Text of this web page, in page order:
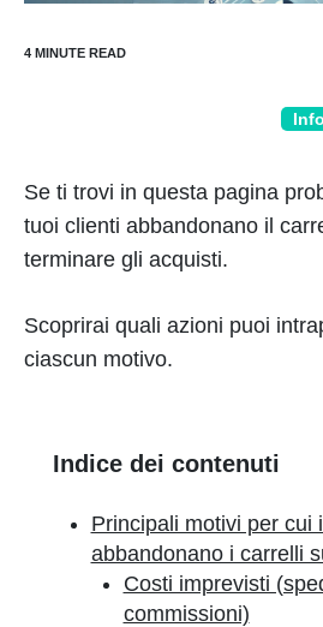
Se ti trovi in questa pagina
tuoi clienti abbandonano il
terminare gli acquisti.
Scoprirai quali azioni puoi
ciascun motivo.
Indice dei contenuti
Principali motivi per cui
abbandonano i carrelli
Costi imprevisti
commissioni)